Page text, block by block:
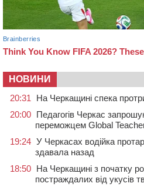
НОВИНИ
20:31
На Черкащині спека
20:00 Педагогів Черкас
переможцем Global
19:24 У Черкасах водійка
здавала назад
18:50 На Черкащині з початку
постраждалих від укусів